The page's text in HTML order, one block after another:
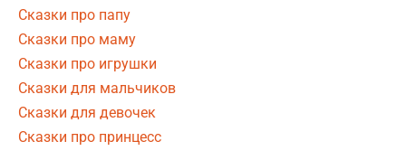
Сказки про папу
Сказки про маму
Сказки про игрушки
Сказки для мальчиков
Сказки для девочек
Сказки про принцесс